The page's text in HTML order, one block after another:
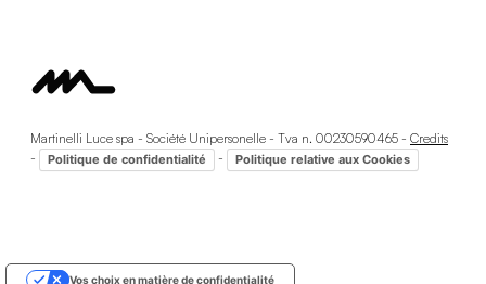
Martinelli Luce spa - Société Unipersonelle - Tva n. 00230590465 - Credits
-
Politique de confidentialité - Politique relative aux Cookies
Vos choix en matière de confidentialité